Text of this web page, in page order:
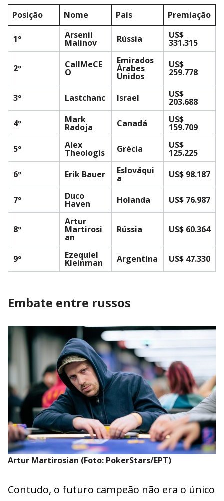
Posição Nome País Premiação
1º Arsenii
Malinov Rússia US$
331.315
2º CallMeCE
O
Emirados
Árabes
Unidos
US$
259.778
3º Lastchanc Israel US$
203.688
4º
Mark
Radoja Canadá US$
159.709
5º
Alex
Theologis Grécia US$
125.225
6º
Erik Bauer Eslováqui
a US$ 98.187
7º Duco
Haven Holanda US$ 76.987
8º
Artur
Martirosi
an
Rússia US$ 60.364
9º Ezequiel
Kleinman Argentina US$ 47.330
Embate entre russos
Artur Martirosian (Foto: PokerStars/EPT)
Contudo, o futuro campeão não era o único